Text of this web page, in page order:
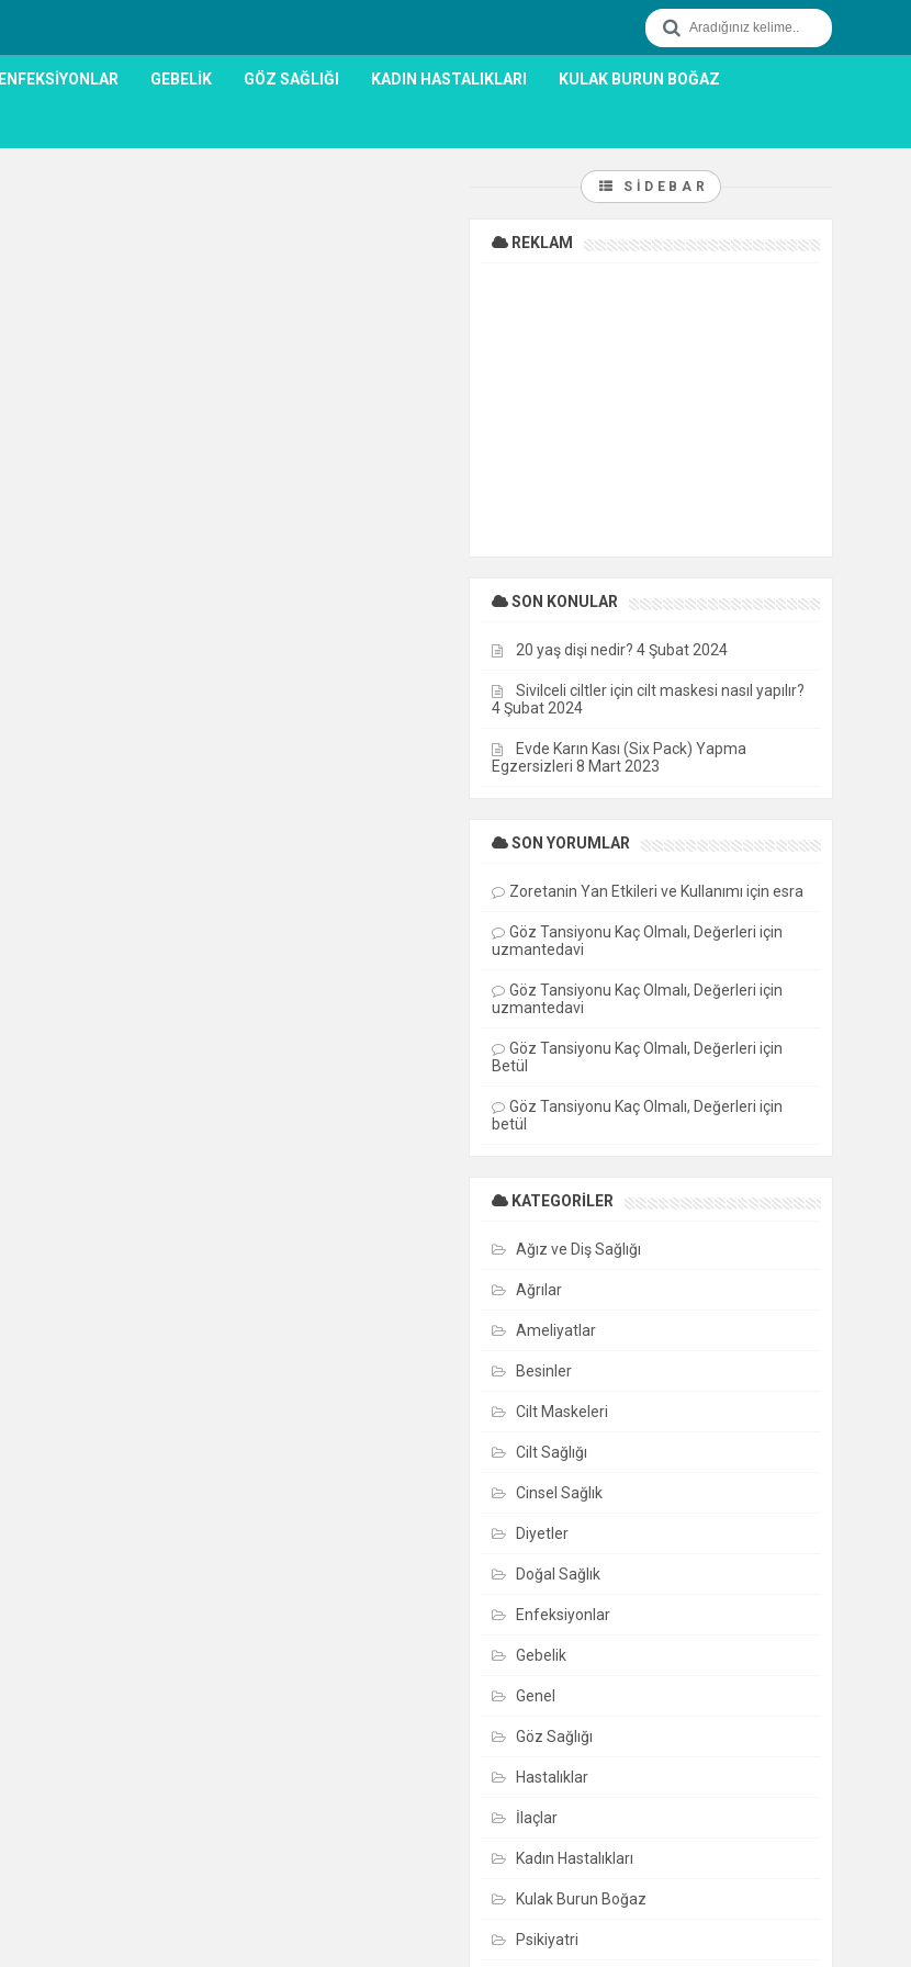
ENFEKSIYONLAR GEBELIK GÖZ SAĞLIĞI KADIN HASTALIKLARI KULAK BURUN BOĞAZ
SIDEBAR
REKLAM
SON KONULAR
20 yaş dişi nedir? 4 Şubat 2024
Sivilceli ciltler için cilt maskesi nasıl yapılır?
4 Şubat 2024
Evde Karın Kası (Six Pack) Yapma
Egzersizleri 8 Mart 2023
SON YORUMLAR
Zoretanin Yan Etkileri ve Kullanımı için esra
Göz Tansiyonu Kaç Olmalı, Değerleri için
uzmantedavi
Göz Tansiyonu Kaç Olmalı, Değerleri için
uzmantedavi
Göz Tansiyonu Kaç Olmalı, Değerleri için
Betül
Göz Tansiyonu Kaç Olmalı, Değerleri için
betül
KATEGORILER
Ağız ve Diş Sağlığı
Ağrılar
Ameliyatlar
Besinler
Cilt Maskeleri
Cilt Sağlığı
Cinsel Sağlık
Diyetler
Doğal Sağlık
Enfeksiyonlar
Gebelik
Genel
Göz Sağlığı
Hastalıklar
İlaçlar
Kadın Hastalıkları
Kulak Burun Boğaz
Psikiyatri